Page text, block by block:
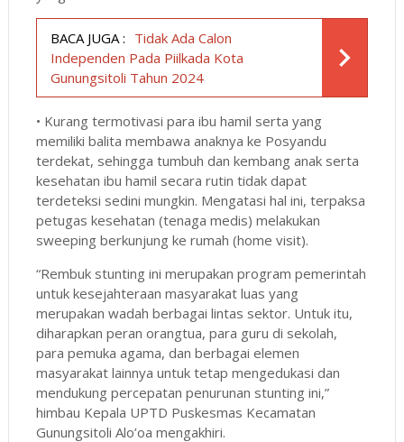
BACA JUGA : Tidak Ada Calon
Independen Pada Piilkada Kota
Gunungsitoli Tahun 2024
• Kurang termotivasi para ibu hamil serta yang
memiliki balita membawa anaknya ke Posyandu
terdekat, sehingga tumbuh dan kembang anak serta
kesehatan ibu hamil secara rutin tidak dapat
terdeteksi sedini mungkin. Mengatasi hal ini, terpaksa
petugas kesehatan (tenaga medis) melakukan
sweeping berkunjung ke rumah (home visit).
“Rembuk stunting ini merupakan program pemerintah
untuk kesejahteraan masyarakat luas yang
merupakan wadah berbagai lintas sektor. Untuk itu,
diharapkan peran orangtua, para guru di sekolah,
para pemuka agama, dan berbagai elemen
masyarakat lainnya untuk tetap mengedukasi dan
mendukung percepatan penurunan stunting ini,”
himbau Kepala UPTD Puskesmas Kecamatan
Gunungsitoli Alo’oa mengakhiri.